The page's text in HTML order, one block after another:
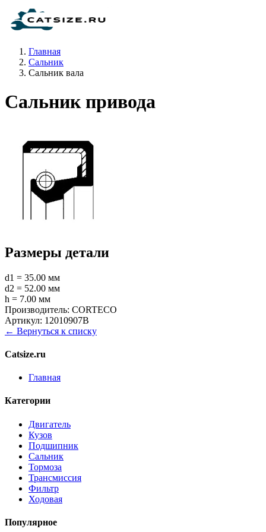
Главная
Сальник
Сальник вала
Сальник привода
Размеры детали
d1 = 35.00 мм
d2 = 52.00 мм
h = 7.00 мм
Производитель: CORTECO
Артикул: 12010907B
← Вернуться к списку
Catsize.ru
Главная
Категории
Двигатель
Кузов
Подшипник
Сальник
Тормоза
Трансмиссия
Фильтр
Ходовая
Популярное